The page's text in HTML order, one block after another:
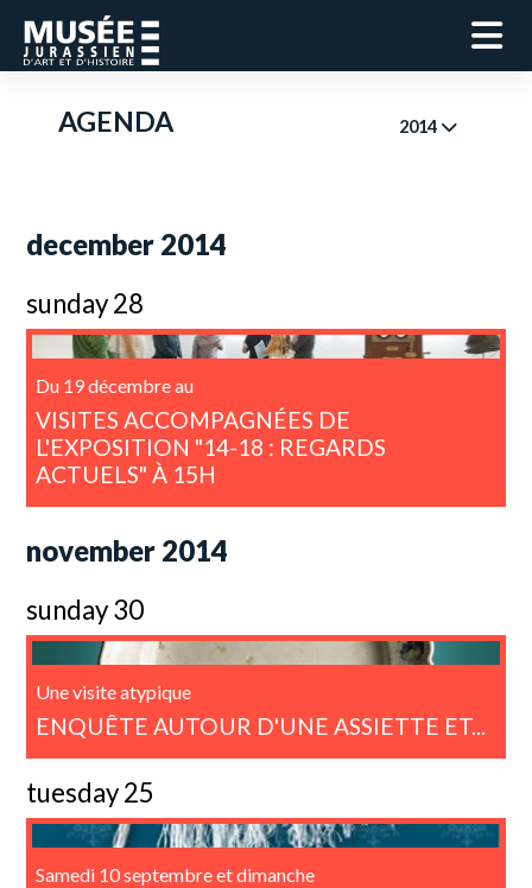
AGENDA 2014
december 2014
sunday 28
Du 19 décembre au
VISITES ACCOMPAGNÉES DE
L'EXPOSITION "14-18 : REGARDS
ACTUELS" À 15H
november 2014
sunday 30
Une visite atypique
ENQUÊTE AUTOUR D'UNE ASSIETTE ET...
tuesday 25
Samedi 10 septembre et dimanche